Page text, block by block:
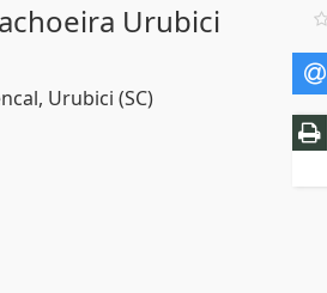
Urubici
Urubici (SC)